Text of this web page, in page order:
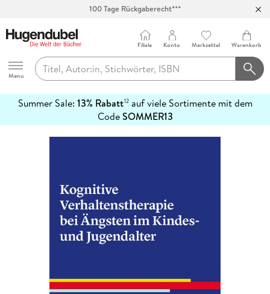
100 Tage Rückgaberecht***
Hugendubel
Menu
Filiale Konto Merkzettel Warenkorb
Summer Sale: 13% Rabatt12auf viele Sortimente mit dem
CodeSOMMER13
erfahren